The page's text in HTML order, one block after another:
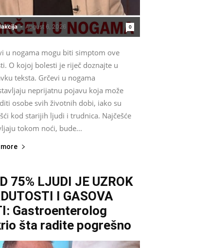
- August 6, 2026 0
u nogama mogu biti simptom ove
O kojoj bolesti je riječ doznajte u
teksta. Grčevi u nogama
neprijatnu pojavu koja može
osobe svih životnih dobi, iako su
kod starijih ljudi i trudnica. Najčešće
tokom noći, bude...
more
75% LJUDI JE UZROK
I GASOVA
Gastroenterolog
šta radite pogrešno